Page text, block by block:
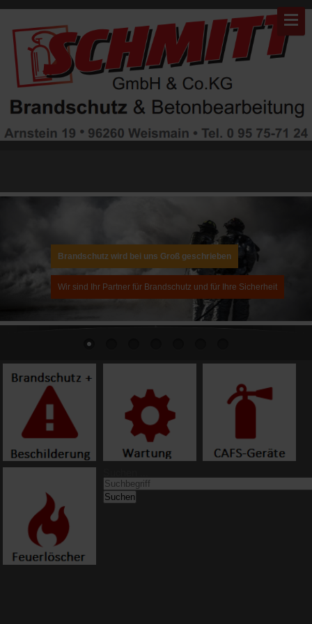
Brandschutz wird bei uns Groß geschrieben
Wir sind Ihr Partner für Brandschutz und für Ihre Sicherheit
Suchen